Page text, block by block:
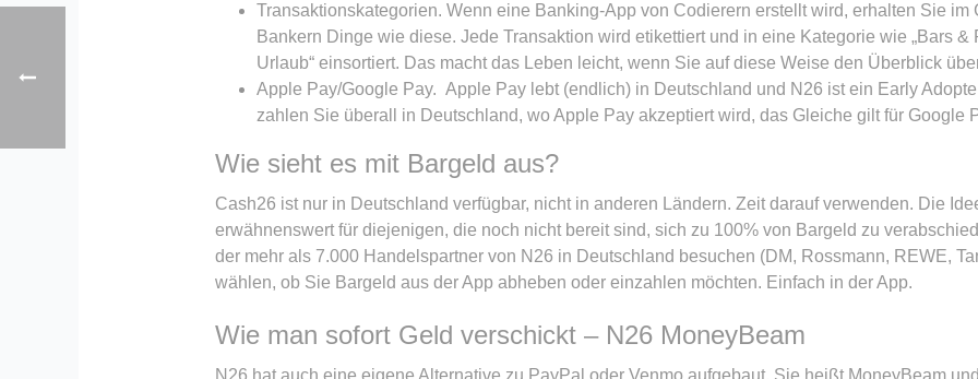
Transaktionskategorien. Wenn eine Banking-App von Codierern erstellt wird, erhalten Sie im
Bankern Dinge wie diese. Jede Transaktion wird etikettiert und in eine Kategorie wie „Bars &
Urlaub“ einsortiert. Das macht das Leben leicht, wenn Sie auf diese Weise den Überblick
Apple Pay/Google Pay. Apple Pay lebt (endlich) in Deutschland und N26 ist ein Early
zahlen Sie überall in Deutschland, wo Apple Pay akzeptiert wird, das Gleiche gilt für Google
Wie sieht es mit Bargeld aus?
Cash26 ist nur in Deutschland verfügbar, nicht in anderen Ländern. Zeit darauf verwenden. Die
erwähnenswert für diejenigen, die noch nicht bereit sind, sich zu 100% von Bargeld zu
der mehr als 7.000 Handelspartner von N26 in Deutschland besuchen (DM, Rossmann, REWE,
wählen, ob Sie Bargeld aus der App abheben oder einzahlen möchten. Einfach in der App.
Wie man sofort Geld verschickt – N26 MoneyBeam